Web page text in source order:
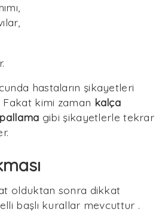
hastaların şikayetleri
kimi zaman kalça
gibi şikayetlerle tekrar
olduktan sonra dikkat
başlı kurallar mevcuttur .